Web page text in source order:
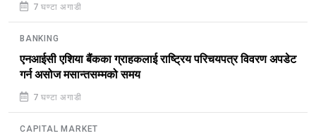
7 घण्टा अगाडी
BANKING
एनआईसी एशिया बैंकका ग्राहकलाई राष्ट्रिय परिचयपत्र विवरण अपडेट
गर्न असोज मसान्तसम्मको समय
7 घण्टा अगाडी
CAPITAL MARKET